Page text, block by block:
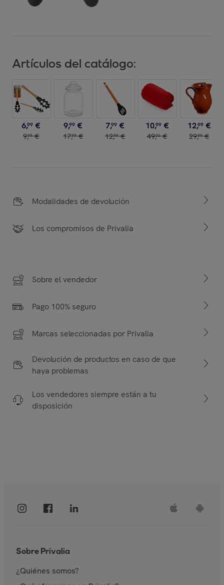
Artículos del catálogo:
6,99 €
9,99 €
9,99 €
17,99 €
7,99 €
12,99 €
10,99 €
49,00 €
12,99 €
29,99 €
Modalidades de devolución
Los compromisos de Privalia
Sobre el vendedor
Pago 100% seguro
Marcas seleccionadas por Privalia
Devolución de productos en caso de que
haya problemas
Los vendedores siempre están a tu
disposición
Sobre Privalia
¿Quiénes somos?